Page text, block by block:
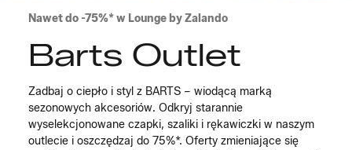
Nawet do -75%* w Lounge by Zalando
Barts Outlet
Zadbaj o ciepło i styl z BARTS – wiodącą marką
sezonowych akcesoriów. Odkryj starannie
wyselekcjonowane czapki, szaliki i rękawiczki w naszym
outlecie i oszczędzaj do 75%*. Oferty zmieniające się